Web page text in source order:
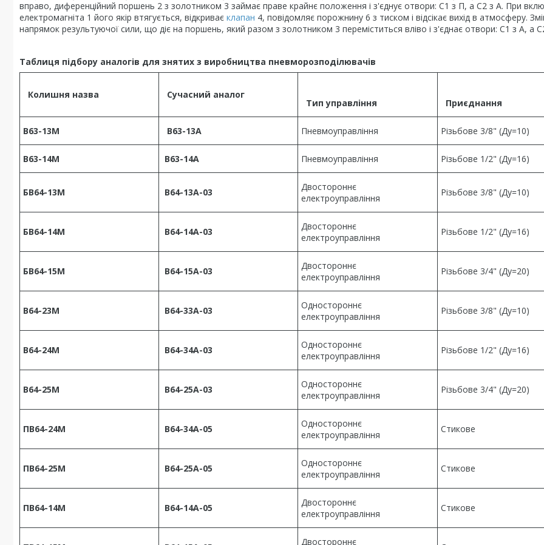
вправо, диференційний поршень 2 з золотником 3 займає праве крайнє положення і з'єднує отвори: С1 з П, а С2 з А. При
електромагніта 1 його якір втягується, відкриває клапан 4, повідомляє порожнину 6 з тиском і відсікає вихід в атмосферу.
напрямок результуючої сили, що діє на поршень, який разом з золотником 3 переміститься вліво і з'єднає отвори: С1 з А, а
Таблиця підбору аналогів для знятих з виробництва пневморозподілювачів
Колишня назва Сучасний аналог
Тип управління Приєднання
В63-13М В63-13А Пневмоуправління Різьбове 3/8" (Ду=10)
В63-14М В63-14А Пневмоуправління Різьбове 1/2" (Ду=16)
БВ64-13М В64-13А-03
Двостороннє
електроуправління
Різьбове 3/8" (Ду=10)
БВ64-14М В64-14А-03
Двостороннє
електроуправління
Різьбове 1/2" (Ду=16)
БВ64-15М В64-15А-03
Двостороннє
електроуправління
Різьбове 3/4" (Ду=20)
В64-23М В64-33А-03
Одностороннє
електроуправління
Різьбове 3/8" (Ду=10)
В64-24М В64-34А-03
Одностороннє
електроуправління
Різьбове 1/2" (Ду=16)
В64-25М В64-25А-03
Одностороннє
електроуправління
Різьбове 3/4" (Ду=20)
ПВ64-24М В64-34А-05
Одностороннє
електроуправління
Стикове
ПВ64-25М В64-25А-05
Одностороннє
електроуправління
Стикове
ПВ64-14М В64-14А-05
Двостороннє
електроуправління
Стикове
Двостороннє